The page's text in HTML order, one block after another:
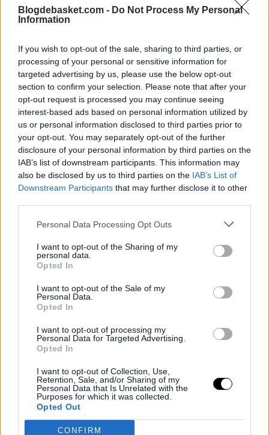
Blogdebasket.com - Do Not Process My Personal
Information
If you wish to opt-out of the sale, sharing to third parties, or
processing of your personal or sensitive information for
targeted advertising by us, please use the below opt-out
section to confirm your selection. Please note that after your
opt-out request is processed you may continue seeing
interest-based ads based on personal information utilized by
us or personal information disclosed to third parties prior to
your opt-out. You may separately opt-out of the further
disclosure of your personal information by third parties on the
IAB’s list of downstream participants. This information may
also be disclosed by us to third parties on the IAB’s List of
Downstream Participants that may further disclose it to other
Personal Data Processing Opt Outs
I want to opt-out of the Sharing of my
personal data.
Opted In
I want to opt-out of the Sale of my
Personal Data.
Opted In
I want to opt-out of processing my
Personal Data for Targeted Advertising.
Opted In
I want to opt-out of Collection, Use,
Retention, Sale, and/or Sharing of my
Personal Data that Is Unrelated with the
Purposes for which it was collected.
Opted Out
CONFIRM
Últimos artículos
Jaylen Brown rompe su silencio sobre
Jorge P. Borreguero- 08 Aug 2026
El ahora jugador de los Sixers reconoció durante su presentación
que apenas ha tenido contacto con su antiguo compañero